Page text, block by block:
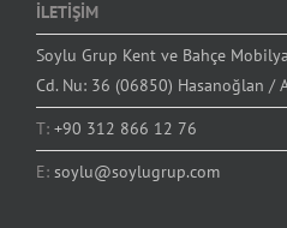
İLETİŞİM
Soylu Grup Kent ve Bahçe
Cd. Nu: 36 (06850) Hasanoğlan /
T: +90 312 866 12 76
E: soylu@soylugrup.com